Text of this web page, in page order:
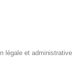
légale et administrative